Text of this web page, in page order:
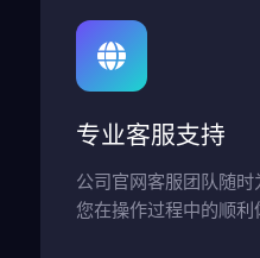
专业客服支持
公司官网客服团队随
您在操作过程中的顺利